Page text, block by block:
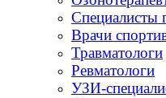
Врачи
Травматологи
Ревматологи
УЗИ-